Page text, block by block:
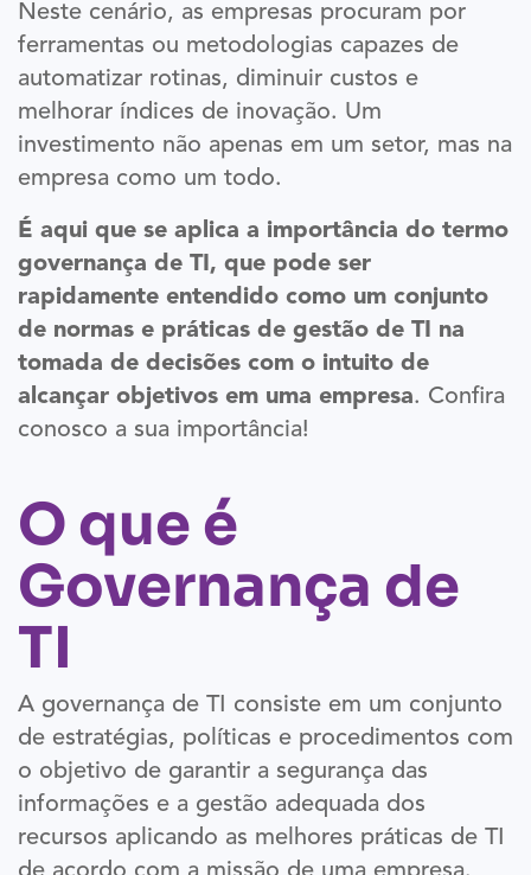
Neste cenário, as empresas procuram por
ferramentas ou metodologias capazes de
automatizar rotinas, diminuir custos e
melhorar índices de inovação. Um
investimento não apenas em um setor, mas na
empresa como um todo.
É aqui que se aplica a importância do termo
governança de TI, que pode ser
rapidamente entendido como um conjunto
de normas e práticas de gestão de TI na
tomada de decisões com o intuito de
alcançar objetivos em uma empresa. Confira
conosco a sua importância!
O que é
Governança de
TI
A governança de TI consiste em um conjunto
de estratégias, políticas e procedimentos com
o objetivo de garantir a segurança das
informações e a gestão adequada dos
recursos aplicando as melhores práticas de TI